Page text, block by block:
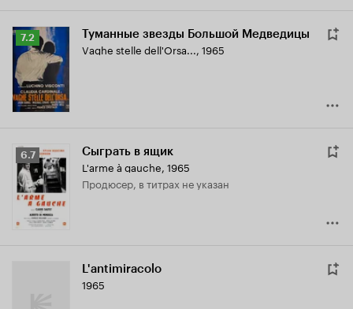
Рейтинг
Кинопоиска
7.2 Туманные звезды Большой Медведицы
Vaghe stelle dell'Orsa..., 1965
Рейтинг
Кинопоиска
6.7
6.7 Сыграть в ящик
L'arme à gauche, 1965
продюсер, в титрах не указан
L'antimiracolo
1965